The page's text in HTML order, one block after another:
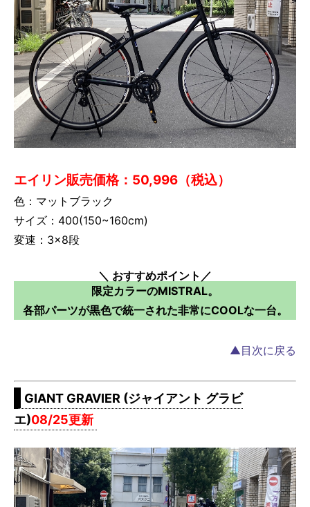
エイリン販売価格：50,996（税込）
色：マットブラック
サイズ：400(150~160cm)
変速：3×8段
＼ おすすめポイント／
限定カラーのMISTRAL。
各部パーツが黒色で統一された非常にCOOLな一台。
▲目次に戻る
GIANT GRAVIER (ジャイアント グラビ
エ)08/25更新